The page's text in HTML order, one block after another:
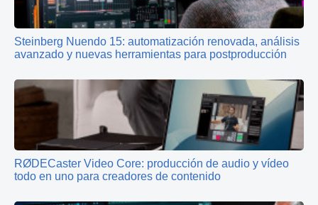
Steinberg Nuendo 15: automatización renovada, análisis
avanzado y nuevas herramientas para postproducción
RØDECaster Video Core: producción de audio y vídeo
todo en uno para creadores de contenido